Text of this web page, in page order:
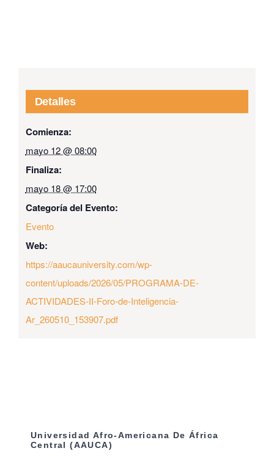
Detalles
Comienza:
mayo 12 @ 08:00
Finaliza:
mayo 18 @ 17:00
Categoría del Evento:
Evento
Web:
https://aaucauniversity.com/wp-
content/uploads/2026/05/PROGRAMA-DE-
ACTIVIDADES-II-Foro-de-Inteligencia-
Ar_260510_153907.pdf
Universidad Afro-Americana De África
Central (AAUCA)